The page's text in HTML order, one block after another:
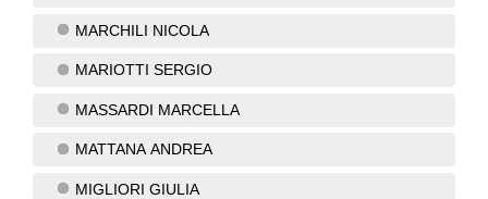
MARCHILI NICOLA
MARIOTTI SERGIO
MASSARDI MARCELLA
MATTANA ANDREA
MIGLIORI GIULIA